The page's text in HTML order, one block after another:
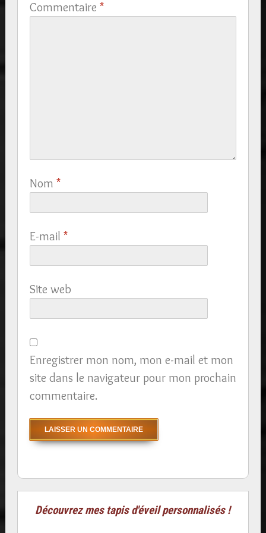
Commentaire *
Nom *
E-mail *
Site web
Enregistrer mon nom, mon e-mail et mon
site dans le navigateur pour mon prochain
commentaire.
Découvrez mes tapis d'éveil personnalisés !